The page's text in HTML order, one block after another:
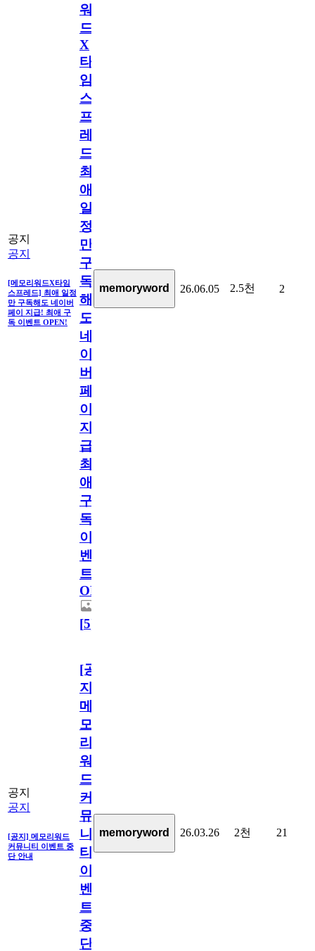
공지
공지
[메모리워드X타임
스프레드] 최애 일정
만 구독해도 네이버
페이 지급! 최애 구
독 이벤트 OPEN!
워
드
X
타
임
스
프
레
드]
최
애
일
정
만
구
독
해
도
네
이
버
페
이
지
급!
최
애
구
독
이
벤
트
OPEN!
[5]
memoryword 26.06.05 2.5천 2
공지
공지
[공지] 메모리워드
커뮤니티 이벤트 중
단 안내
[공
지]
메
모
리
워
드
커
뮤
니
티
이
벤
트
중
단
memoryword 26.03.26 2천 21